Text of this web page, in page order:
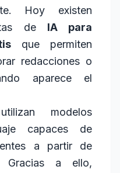
Hoy existen
de IA para
que permiten
redacciones o
aparece el
modelos
capaces de
a partir de
Gracias a ello,